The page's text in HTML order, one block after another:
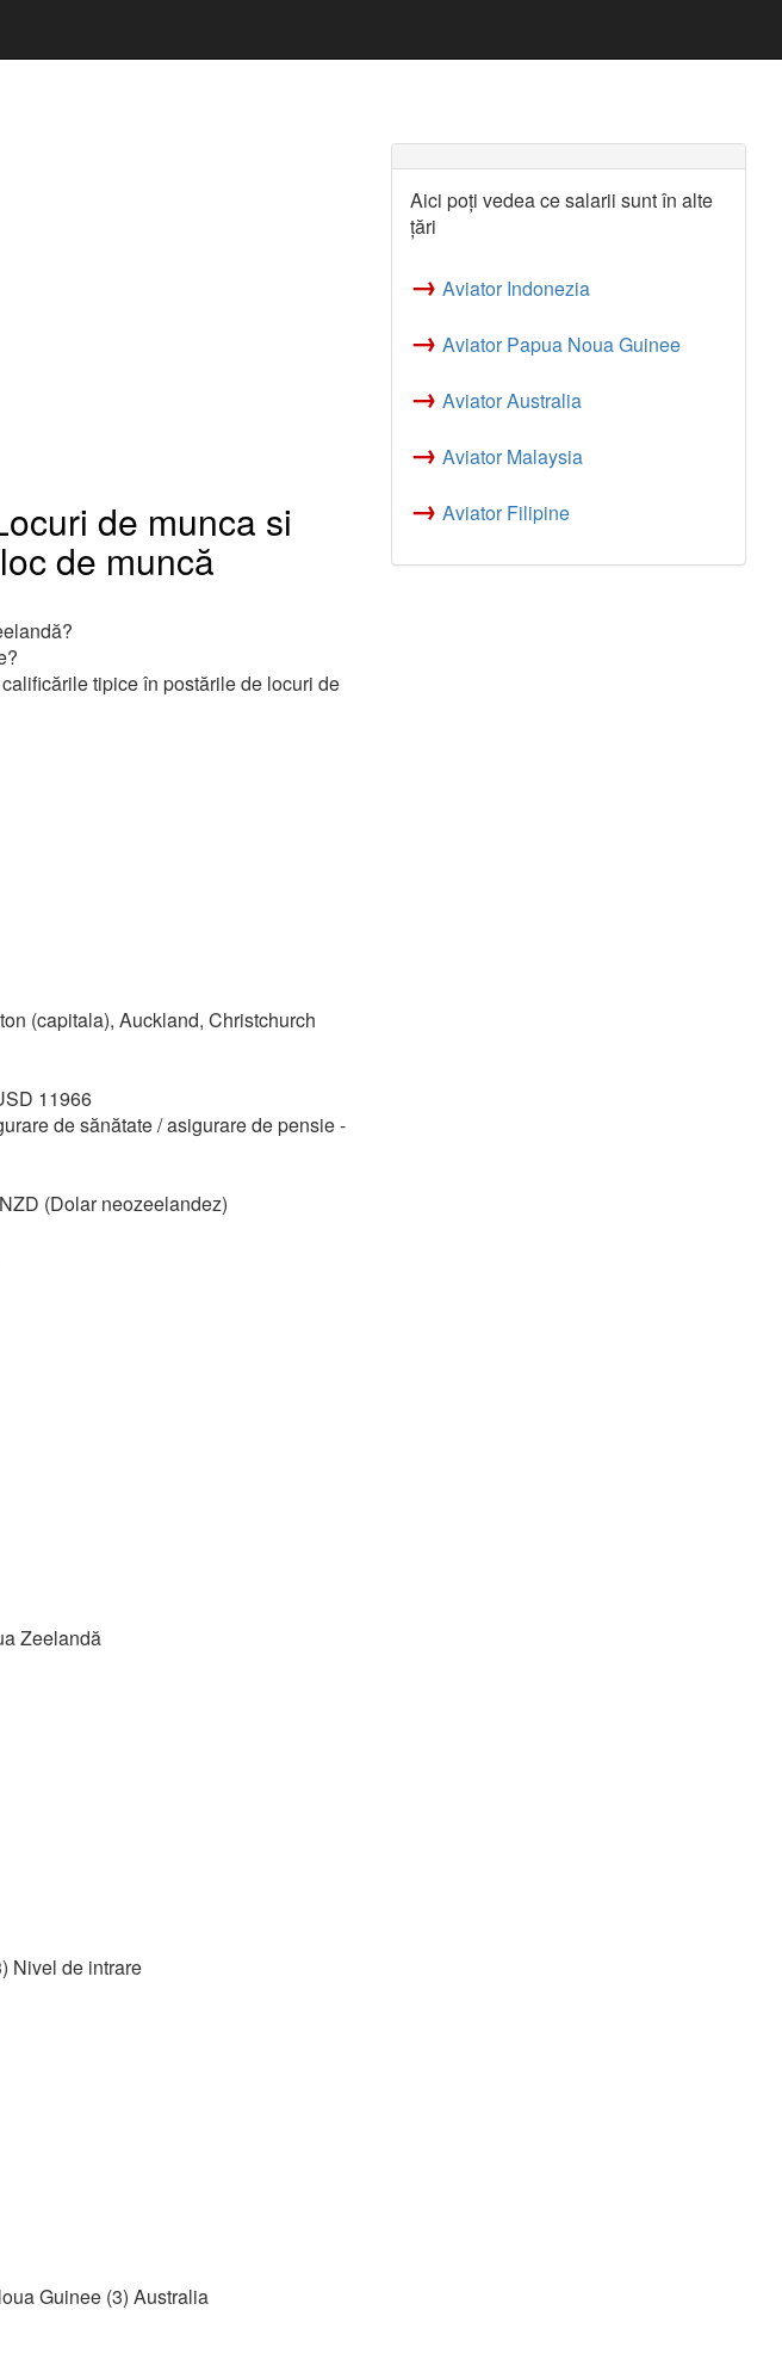
de munca si
de muncă
tipice în postările de locuri de
(capitala), Auckland, Christchurch
11966
de sănătate / asigurare de pensie -
(Dolar neozeelandez)
Zeelandă
Nivel de intrare
Guinee (3) Australia
Aici poți vedea ce salarii sunt în alte
țări
→ Aviator Indonezia
→ Aviator Papua Noua Guinee
→ Aviator Australia
→ Aviator Malaysia
→ Aviator Filipine